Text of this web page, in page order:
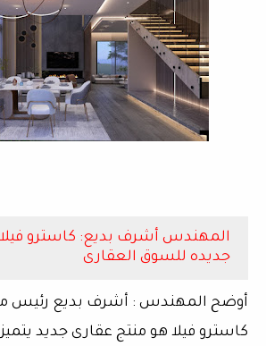
المهندس أشرف بديع: كاسترو
جديده للسوق العقارى
أوضح المهندس : أشرف بديع رئيس
كاسترو فيلا هو منتج عقارى جديد